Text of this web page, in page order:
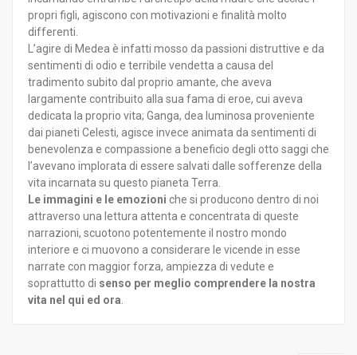
propri figli, agiscono con motivazioni e finalità molto
differenti.
L’agire di Medea è infatti mosso da passioni distruttive e da
sentimenti di odio e terribile vendetta a causa del
tradimento subito dal proprio amante, che aveva
largamente contribuito alla sua fama di eroe, cui aveva
dedicata la proprio vita; Ganga, dea luminosa proveniente
dai pianeti Celesti, agisce invece animata da sentimenti di
benevolenza e compassione a beneficio degli otto saggi che
l’avevano implorata di essere salvati dalle sofferenze della
vita incarnata su questo pianeta Terra.
Le immagini e le emozioni che si producono dentro di noi
attraverso una lettura attenta e concentrata di queste
narrazioni, scuotono potentemente il nostro mondo
interiore e ci muovono a considerare le vicende in esse
narrate con maggior forza, ampiezza di vedute e
soprattutto di senso per meglio comprendere la nostra
vita nel qui ed ora